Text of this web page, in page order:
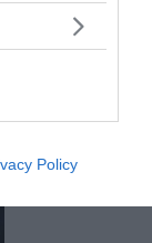
may click to
below Google
Policy